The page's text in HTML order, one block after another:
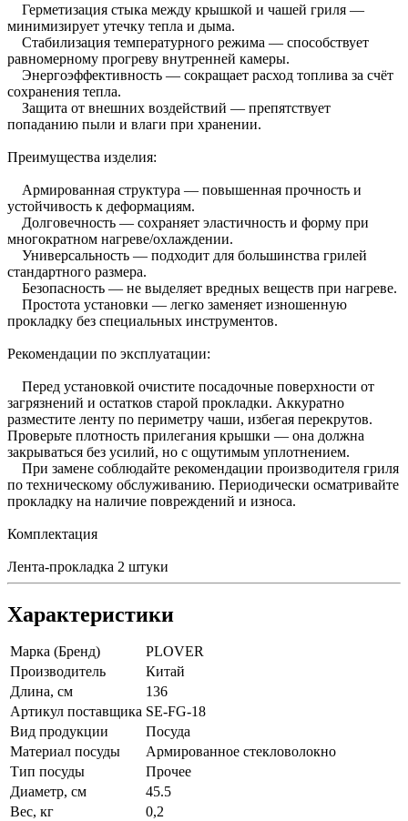
Герметизация стыка между крышкой и чашей гриля —
минимизирует утечку тепла и дыма.
Стабилизация температурного режима — способствует
равномерному прогреву внутренней камеры.
Энергоэффективность — сокращает расход топлива за счёт
сохранения тепла.
Защита от внешних воздействий — препятствует
попаданию пыли и влаги при хранении.
Преимущества изделия:
Армированная структура — повышенная прочность и
устойчивость к деформациям.
Долговечность — сохраняет эластичность и форму при
многократном нагреве/охлаждении.
Универсальность — подходит для большинства грилей
стандартного размера.
Безопасность — не выделяет вредных веществ при нагреве.
Простота установки — легко заменяет изношенную
прокладку без специальных инструментов.
Рекомендации по эксплуатации:
Перед установкой очистите посадочные поверхности от
загрязнений и остатков старой прокладки. Аккуратно
разместите ленту по периметру чаши, избегая перекрутов.
Проверьте плотность прилегания крышки — она должна
закрываться без усилий, но с ощутимым уплотнением.
При замене соблюдайте рекомендации производителя гриля
по техническому обслуживанию. Периодически осматривайте
прокладку на наличие повреждений и износа.
Комплектация
Лента-прокладка 2 штуки
Характеристики
Марка (Бренд)
PLOVER
Производитель
Китай
Длина, см
136
Артикул поставщика SE-FG-18
Вид продукции
Посуда
Материал посуды
Армированное стекловолокно
Тип посуды
Прочее
Диаметр, см
45.5
Вес, кг
0,2